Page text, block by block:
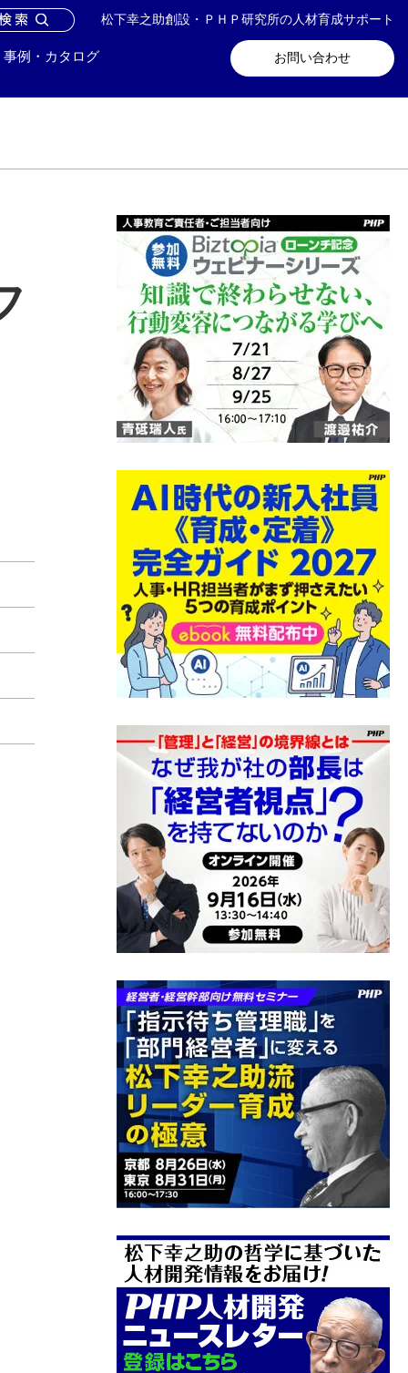
松下幸之助創設・ＰＨＰ研究所の人材育成サポート
お問い合わせ
事例・カタログ
い合わせ メールマガジン登録